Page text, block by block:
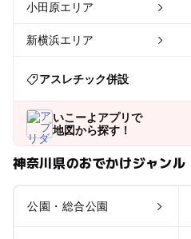
小田原エリア
新横浜エリア
アスレチック併設
いこーよアプリで
地図から探す！
神奈川県のおでかけジャンル
公園・総合公園